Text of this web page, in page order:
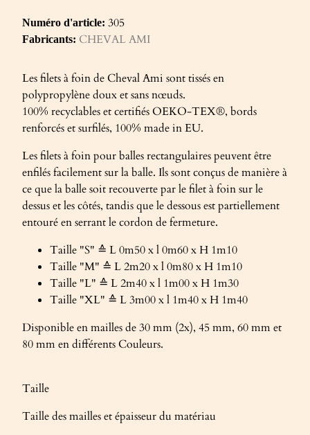
Numéro d'article: 305
Fabricants: CHEVAL AMI
Les filets à foin de Cheval Ami sont tissés en
polypropylène doux et sans nœuds.
100% recyclables et certifiés OEKO-TEX®, bords
renforcés et surfilés, 100% made in EU.
Les filets à foin pour balles rectangulaires peuvent être
enfilés facilement sur la balle. Ils sont conçus de manière à
ce que la balle soit recouverte par le filet à foin sur le
dessus et les côtés, tandis que le dessous est partiellement
entouré en serrant le cordon de fermeture.
Taille "S" ≙ L 0m50 x l 0m60 x H 1m10
Taille "M" ≙ L 2m20 x l 0m80 x H 1m10
Taille "L" ≙ L 2m40 x l 1m00 x H 1m30
Taille "XL" ≙ L 3m00 x l 1m40 x H 1m40
Disponible en mailles de 30 mm (2x), 45 mm, 60 mm et
80 mm en différents Couleurs.
Taille
Taille des mailles et épaisseur du matériau